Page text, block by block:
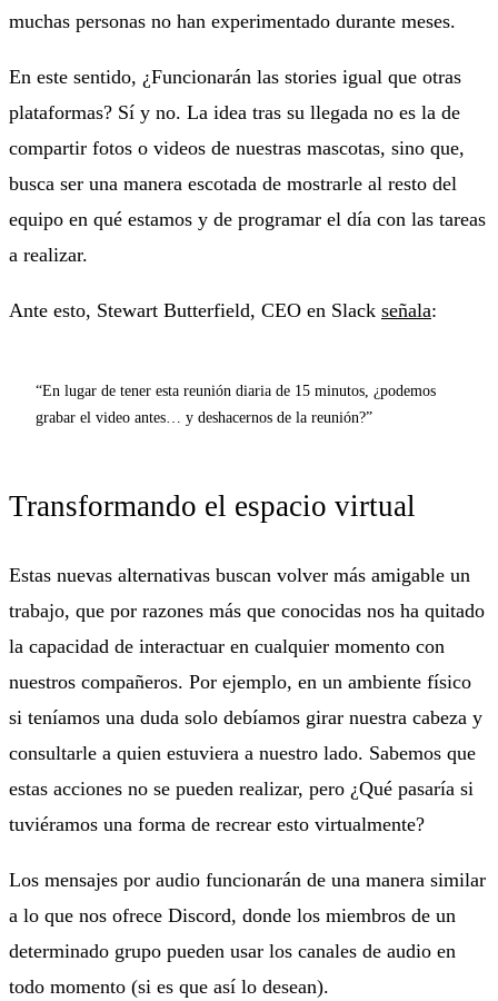
muchas personas no han experimentado durante meses.
En este sentido, ¿Funcionarán las stories igual que otras
plataformas? Sí y no. La idea tras su llegada no es la de
compartir fotos o videos de nuestras mascotas, sino que,
busca ser una manera escotada de mostrarle al resto del
equipo en qué estamos y de programar el día con las tareas
a realizar.
Ante esto, Stewart Butterfield, CEO en Slack señala:
“En lugar de tener esta reunión diaria de 15 minutos, ¿podemos
grabar el video antes… y deshacernos de la reunión?”
Transformando el espacio virtual
Estas nuevas alternativas buscan volver más amigable un
trabajo, que por razones más que conocidas nos ha quitado
la capacidad de interactuar en cualquier momento con
nuestros compañeros. Por ejemplo, en un ambiente físico
si teníamos una duda solo debíamos girar nuestra cabeza y
consultarle a quien estuviera a nuestro lado. Sabemos que
estas acciones no se pueden realizar, pero ¿Qué pasaría si
tuviéramos una forma de recrear esto virtualmente?
Los mensajes por audio funcionarán de una manera similar
a lo que nos ofrece Discord, donde los miembros de un
determinado grupo pueden usar los canales de audio en
todo momento (si es que así lo desean).